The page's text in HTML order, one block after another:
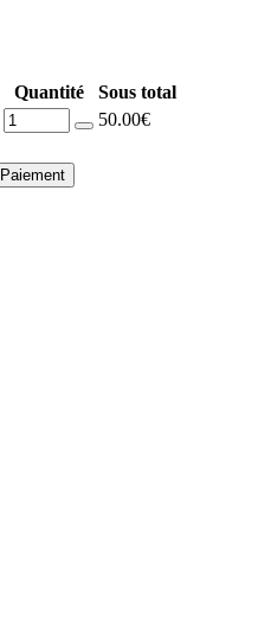
Quantité
Sous total
50.00€
Paiement